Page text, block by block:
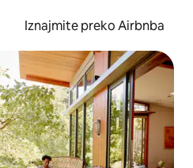
Iznajmite preko Airbnba